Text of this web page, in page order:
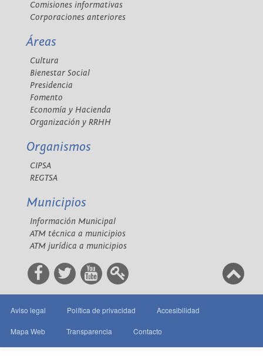
Comisiones informativas
Corporaciones anteriores
Áreas
Cultura
Bienestar Social
Presidencia
Fomento
Economía y Hacienda
Organización y RRHH
Organismos
CIPSA
REGTSA
Municipios
Información Municipal
ATM técnica a municipios
ATM jurídica a municipios
Aviso legal Política de privacidad Accesibilidad
Mapa Web Transparencia Contacto